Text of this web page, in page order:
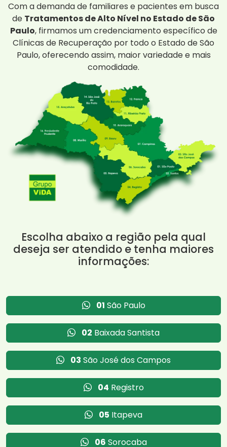
Com a demanda de familiares e pacientes em busca
de Tratamentos de Alto Nível no Estado de São
Paulo, firmamos um credenciamento específico de
Clínicas de Recuperação por todo o Estado de São
Paulo, oferecendo assim, maior variedade e mais
comodidade.
Escolha abaixo a região pela qual
deseja ser atendido e tenha maiores
informações:
01 São Paulo
02 Baixada Santista
03 São José dos Campos
04 Registro
05 Itapeva
06 Sorocaba